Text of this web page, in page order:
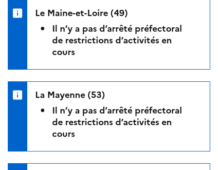
Le Maine-et-Loire (49)
Il n’y a pas d’arrêté préfectoral
de restrictions d’activités en
cours
La Mayenne (53)
Il n’y a pas d’arrêté préfectoral
de restrictions d’activités en
cours